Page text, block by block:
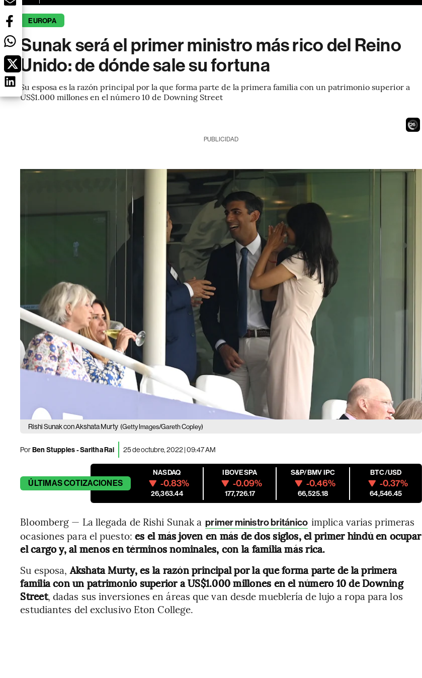
EUROPA
Sunak será el primer ministro más rico del Reino
Unido: de dónde sale su fortuna
Su esposa es la razón principal por la que forma parte de la primera familia con un patrimonio superior a
US$1.000 millones en el número 10 de Downing Street
24
PUBLICIDAD
Rishi Sunak con Akshata Murty (Getty Images/Gareth Copley)
PorBen Stupples - Saritha Rai 25 de octubre, 2022 | 09:47 AM
ÚLTIMASCOTIZACIONES
NASDAQ
-0.83%
26,363.44
IBOVESPA
-0.09%
177,726.17
S&P/BMV IPC
-0.46%
66,525.18
BTC/USD
-0.37%
64,546.45
Bloomberg — La llegada de Rishi Sunak a primer ministro británico implica varias primeras
ocasiones para el puesto: es el más joven en más de dos siglos, el primer hindú en ocupar
el cargo y, al menos en términos nominales, con la familia más rica.
Su esposa, Akshata Murty, es la razón principal por la que forma parte de la primera
familia con un patrimonio superior a US$1.000 millones en el número 10 de Downing
Street, dadas sus inversiones en áreas que van desde mueblería de lujo a ropa para los
estudiantes del exclusivo Eton College.